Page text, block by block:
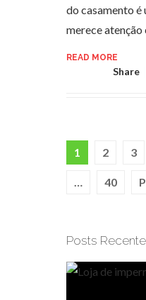
do casamento é
merece atenção
READ MORE
Share
1 2 3
40
Posts